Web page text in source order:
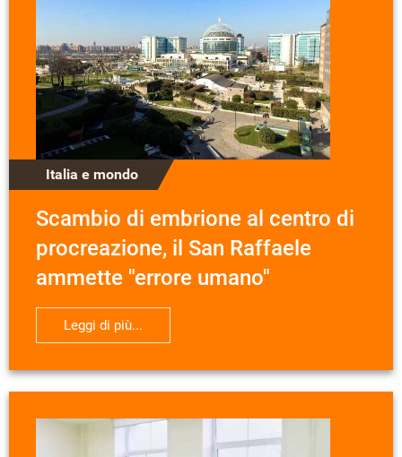
Italia e mondo
Scambio di embrione al centro di
procreazione, il San Raffaele
ammette "errore umano"
Leggi di più...